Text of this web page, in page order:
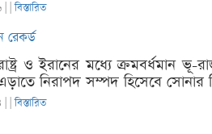
|বিস্তারিত
ও ইরানের মধ্যে ক্রমবর্ধমান
নিরাপদ সম্পদ হিসেবে
|বিস্তারিত